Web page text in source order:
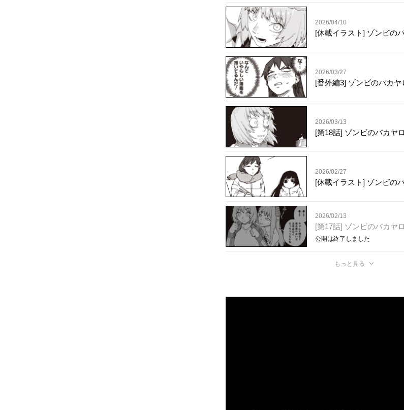
2026/04/10
[休載イラスト] ゾンビの
2026/03/27
[番外編3] ゾンビのバカヤ
2026/03/13
[第18話] ゾンビのバカヤ
2026/02/27
[休載イラスト] ゾンビの
2026/02/13
[第17話] ゾンビのバカヤ
公開は終了しました
もっと見る